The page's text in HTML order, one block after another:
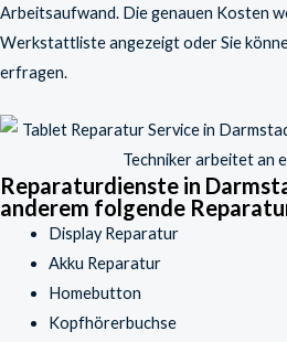
Arbeitsaufwand. Die genauen Kosten
Werkstattliste angezeigt oder Sie
erfragen.
Reparaturdienste in
anderem folgende
Display Reparatur
Akku Reparatur
Homebutton
Kopfhörerbuchse